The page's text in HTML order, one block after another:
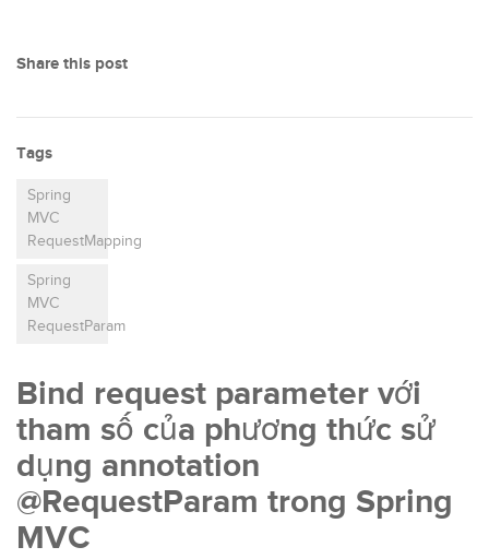
Share this post
Tags
Spring
MVC
RequestMapping
Spring
MVC
RequestParam
Bind request parameter với
tham số của phương thức sử
dụng annotation
@RequestParam trong Spring
MVC